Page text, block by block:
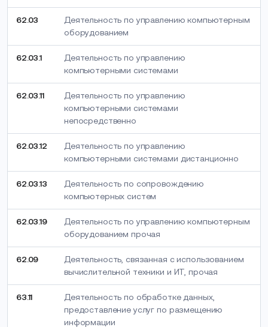
62.03
Деятельность по управлению компьютерным
оборудованием
62.03.1
Деятельность по управлению
компьютерными системами
62.03.11
Деятельность по управлению
компьютерными системами
непосредственно
62.03.12
Деятельность по управлению
компьютерными системами дистанционно
62.03.13
Деятельность по сопровождению
компьютерных систем
62.03.19
Деятельность по управлению компьютерным
оборудованием прочая
62.09
Деятельность, связанная с использованием
вычислительной техники и ИТ, прочая
63.11
Деятельность по обработке данных,
предоставление услуг по размещению
информации